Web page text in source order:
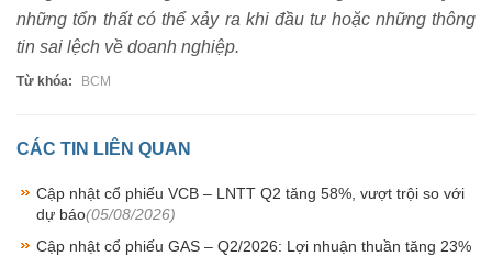
những tổn thất có thể xảy ra khi đầu tư hoặc những thông
tin sai lệch về doanh nghiệp.
Từ khóa: BCM
CÁC TIN LIÊN QUAN
Cập nhật cổ phiếu VCB – LNTT Q2 tăng 58%, vượt trội so với
dự báo(05/08/2026)
Cập nhật cổ phiếu GAS – Q2/2026: Lợi nhuận thuần tăng 23%